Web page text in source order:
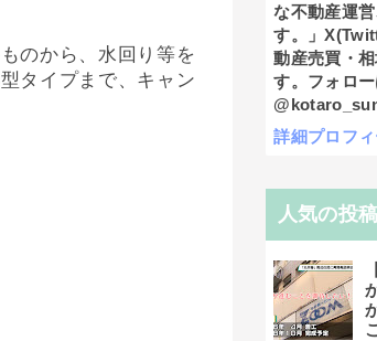
のから、水回り等を
タイプまで、キャン
な不動産運
す。」
動産売買・
す。フォロ
詳細プロフ
人気の投稿